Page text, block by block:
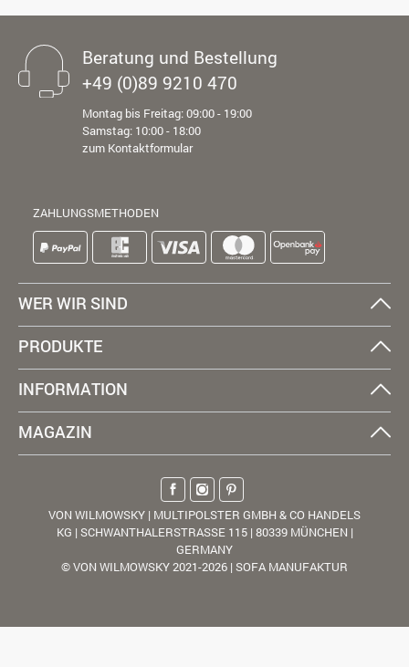
Beratung und Bestellung
+49 (0)89 9210 470
Montag bis Freitag: 09:00 - 19:00
Samstag: 10:00 - 18:00
zum Kontaktformular
ZAHLUNGSMETHODEN
WER WIR SIND
PRODUKTE
INFORMATION
MAGAZIN
VON WILMOWSKY | MULTIPOLSTER GMBH & CO HANDELS
KG | SCHWANTHALERSTRASSE 115 | 80339 MÜNCHEN |
GERMANY
© VON WILMOWSKY 2021-2026 | SOFA MANUFAKTUR